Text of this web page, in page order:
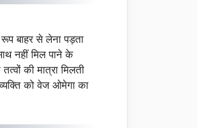
बाहर से लेना पड़ता
नहीं मिल पाने के
की मात्रा मिलती
को वेज ओमेगा का